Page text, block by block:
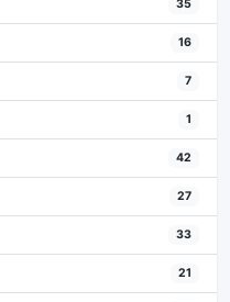
35
16
7
1
42
27
33
21